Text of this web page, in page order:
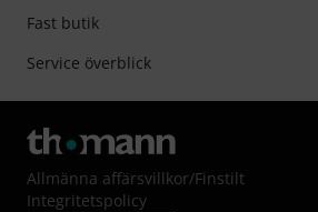
Fast butik
Service överblick
Allmänna affärsvillkor/Finstilt
Integritetspolicy